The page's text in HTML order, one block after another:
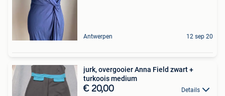
Antwerpen 12 sep 20
jurk, overgooier Anna Field zwart +
turkoois medium
€ 20,00 Details